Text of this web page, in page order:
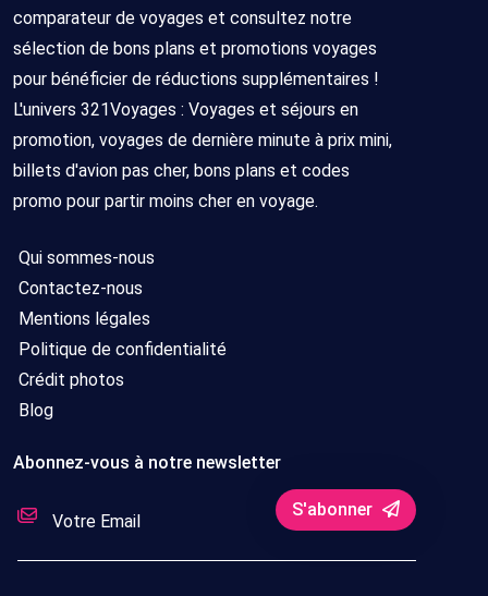
comparateur de voyages et consultez notre
sélection de bons plans et promotions voyages
pour bénéficier de réductions supplémentaires !
L'univers 321Voyages : Voyages et séjours en
promotion, voyages de dernière minute à prix mini,
billets d'avion pas cher, bons plans et codes
promo pour partir moins cher en voyage.
Qui sommes-nous
Contactez-nous
Mentions légales
Politique de confidentialité
Crédit photos
Blog
Abonnez-vous à notre newsletter
S'abonner